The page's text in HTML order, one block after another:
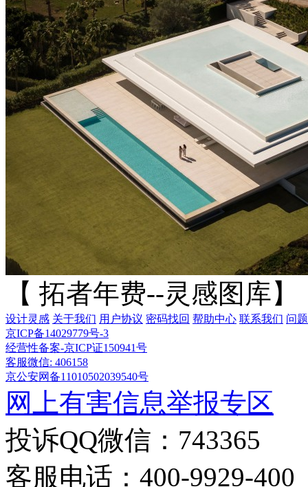
【 拓者年费--灵感图库】
设计灵感 关于我们 用户协议 密码找回 帮助中心 联系我们 问
京ICP备14029779号-3
经营性备案-京ICP证150941号
客服微信: 406158
京公安网备11010502039540号
网上有害信息举报专区
投诉QQ微信：743365
客服电话：400-9929-400